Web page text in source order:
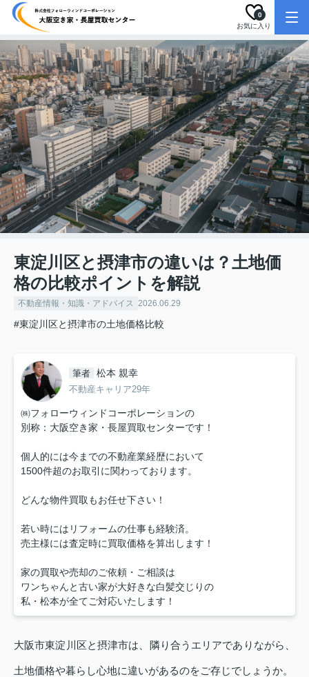
お気に入り
0
東淀川区と摂津市の違いは？土地価
格の比較ポイントを解説
不動産情報・知識・アドバイス 2026.06.29
#東淀川区と摂津市の土地価格比較
筆者 松本 親幸
不動産キャリア29年
㈱フォローウィンドコーポレーションの
別称：大阪空き家・長屋買取センターです！
個人的には今までの不動産業経歴において
1500件超のお取引に関わっております。
どんな物件買取もお任せ下さい！
若い時にはリフォームの仕事も経験済。
売主様には査定時に買取価格を算出します！
家の買取や売却のご依頼・ご相談は
ワンちゃんと古い家が大好きな白髪交じりの
私・松本が全てご対応いたします！
大阪市東淀川区と摂津市は、隣り合うエリアでありながら、
土地価格や暮らし心地に違いがあるのをご存じでしょうか。